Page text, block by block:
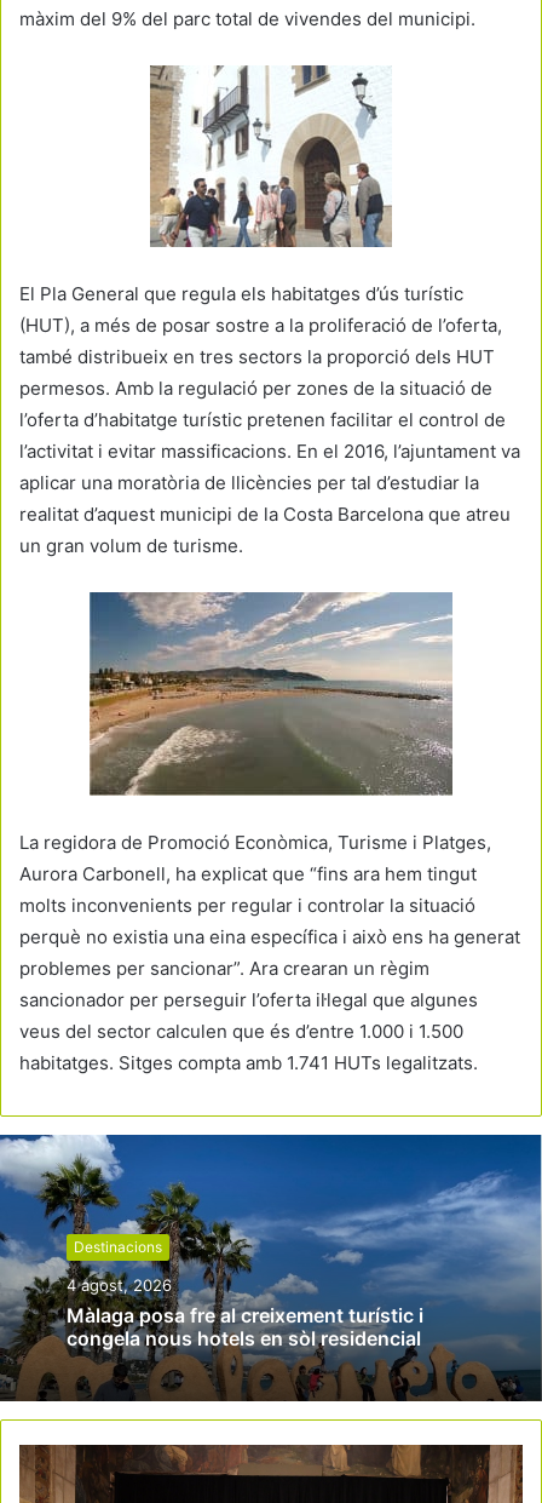
màxim del 9% del parc total de vivendes del municipi.
El Pla General que regula els habitatges d’ús turístic
(HUT), a més de posar sostre a la proliferació de l’oferta,
també distribueix en tres sectors la proporció dels HUT
permesos. Amb la regulació per zones de la situació de
l’oferta d’habitatge turístic pretenen facilitar el control de
l’activitat i evitar massificacions. En el 2016, l’ajuntament va
aplicar una moratòria de llicències per tal d’estudiar la
realitat d’aquest municipi de la Costa Barcelona que atreu
un gran volum de turisme.
La regidora de Promoció Econòmica, Turisme i Platges,
Aurora Carbonell, ha explicat que “fins ara hem tingut
molts inconvenients per regular i controlar la situació
perquè no existia una eina específica i això ens ha generat
problemes per sancionar”. Ara crearan un règim
sancionador per perseguir l’oferta il·legal que algunes
veus del sector calculen que és d’entre 1.000 i 1.500
habitatges. Sitges compta amb 1.741 HUTs legalitzats.
Destinacions
4 agost, 2026
Màlaga posa fre al creixement turístic i
congela nous hotels en sòl residencial